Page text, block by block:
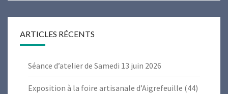
ARTICLES RÉCENTS
Séance d’atelier de Samedi 13 juin 2026
Exposition à la foire artisanale d’Aigrefeuille (44)